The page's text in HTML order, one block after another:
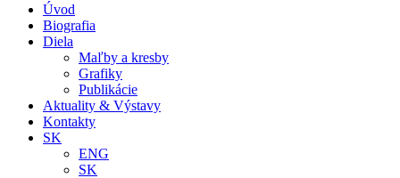
Úvod
Biografia
Diela
Maľby a kresby
Grafiky
Publikácie
Aktuality & Výstavy
Kontakty
SK
ENG
SK